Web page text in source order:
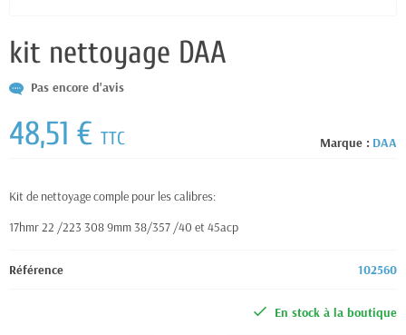
kit nettoyage DAA
Pas encore d'avis
Marque : DAA
48,51 € TTC
Kit de nettoyage comple pour les calibres:
17hmr 22 /223 308 9mm 38/357 /40 et 45acp
Référence 102560
En stock à la boutique